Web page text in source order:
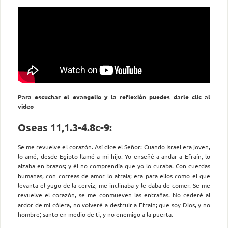
Para escuchar el evangelio y la reflexión puedes darle clic al
video
Oseas 11,1.3-4.8c-9:
Se me revuelve el corazón. Así dice el Señor: Cuando Israel era joven,
lo amé, desde Egipto llamé a mi hijo. Yo enseñé a andar a Efraín, lo
alzaba en brazos; y él no comprendía que yo lo curaba. Con cuerdas
humanas, con correas de amor lo atraía; era para ellos como el que
levanta el yugo de la cerviz, me inclinaba y le daba de comer. Se me
revuelve el corazón, se me conmueven las entrañas. No cederé al
ardor de mi cólera, no volveré a destruir a Efraín; que soy Dios, y no
hombre; santo en medio de ti, y no enemigo a la puerta.